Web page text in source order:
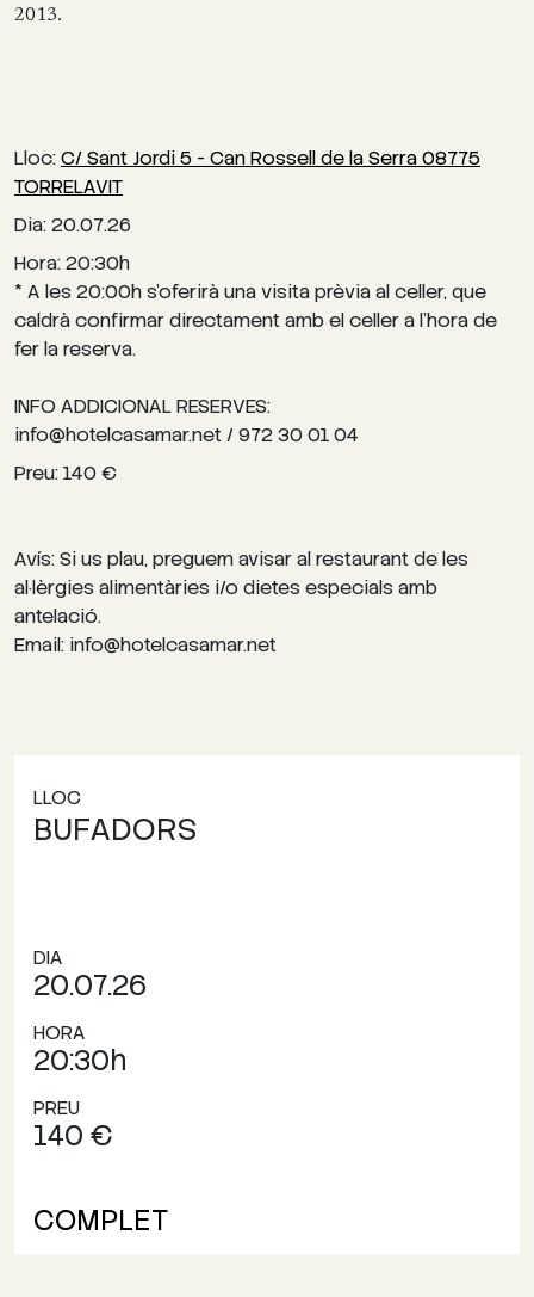
2013.
Lloc:C/ Sant Jordi 5 - Can Rossell de la Serra 08775
TORRELAVIT
Dia: 20.07.26
Hora: 20:30h
* A les 20:00h s’oferirà una visita prèvia al celler, que
caldrà confirmar directament amb el celler a l’hora de
fer la reserva.
INFO ADDICIONAL RESERVES:
info@hotelcasamar.net / 972 30 01 04
Preu: 140 €
Avís: Si us plau, preguem avisar al restaurant de les
al·lèrgies alimentàries i/o dietes especials amb
antelació.
Email: info@hotelcasamar.net
LLOC
BUFADORS
DIA
20.07.26
HORA
20:30h
PREU
140 €
COMPLET